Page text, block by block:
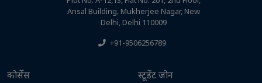
Ansal Building, Mukherjee Nagar, New
Delhi, Delhi 110009
+91-9506256789
कोर्सेस स्टूडेंट जोन